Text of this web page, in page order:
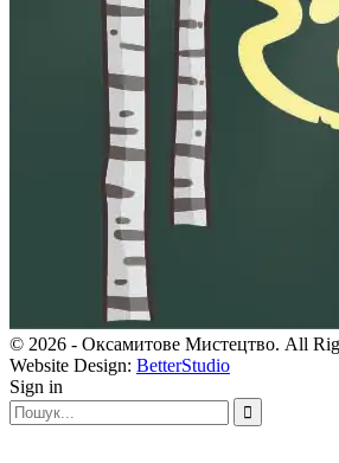
© 2026 - Оксамитове Мистецтво. All
Website Design: BetterStudio
Sign in